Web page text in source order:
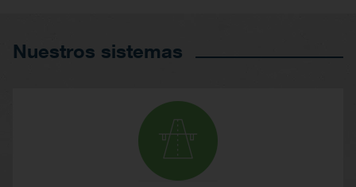
Nuestros sistemas